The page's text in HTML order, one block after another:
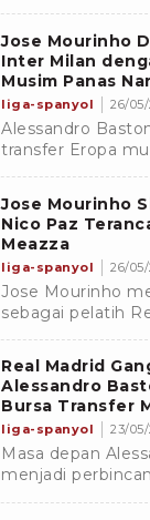
Jose Mourinho
Inter Milan
Musim Panas
liga-spanyol 26/
Alessandro
transfer Eropa
Jose Mourinho
Nico Paz
Meazza
liga-spanyol 26/
Jose Mourinho
sebagai pelatih
transfer.
Real Madrid
Alessandro
Bursa Transfer
liga-spanyol 23/05/
Masa depan
menjadi